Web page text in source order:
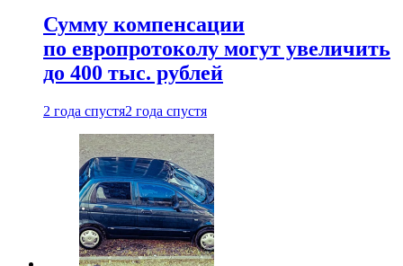
Сумму компенсации
по европротоколу могут увеличить
до 400 тыс. рублей
2 года спустя2 года спустя